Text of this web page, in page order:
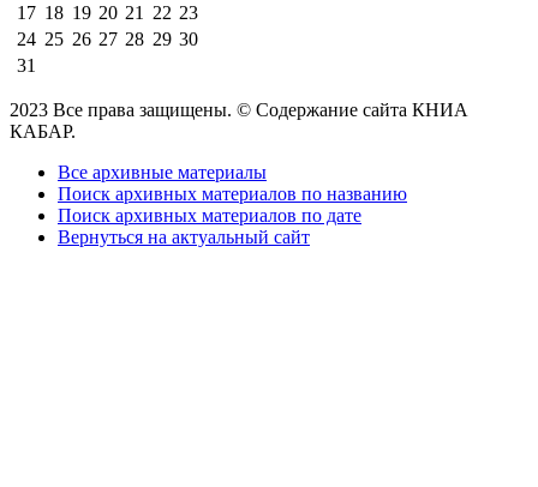
17 18 19 20 21 22 23
24 25 26 27 28 29 30
31
2023 Все права защищены. © Содержание сайта КНИА
КАБАР.
Все архивные материалы
Поиск архивных материалов по названию
Поиск архивных материалов по дате
Вернуться на актуальный сайт